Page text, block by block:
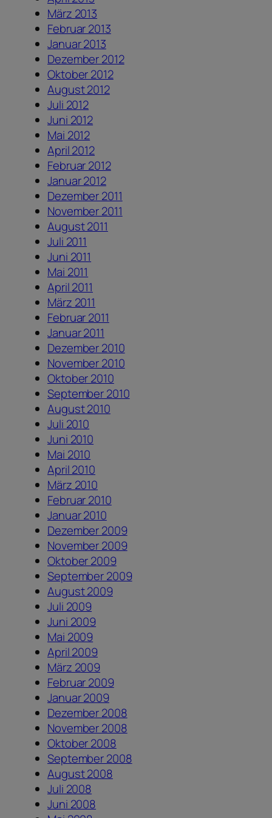
März 2013
Februar 2013
Januar 2013
Dezember 2012
Oktober 2012
August 2012
Juli 2012
Juni 2012
Mai 2012
April 2012
Februar 2012
Januar 2012
Dezember 2011
November 2011
August 2011
Juli 2011
Juni 2011
Mai 2011
April 2011
März 2011
Februar 2011
Januar 2011
Dezember 2010
November 2010
Oktober 2010
September 2010
August 2010
Juli 2010
Juni 2010
Mai 2010
April 2010
März 2010
Februar 2010
Januar 2010
Dezember 2009
November 2009
Oktober 2009
September 2009
August 2009
Juli 2009
Juni 2009
Mai 2009
April 2009
März 2009
Februar 2009
Januar 2009
Dezember 2008
November 2008
Oktober 2008
September 2008
August 2008
Juli 2008
Juni 2008